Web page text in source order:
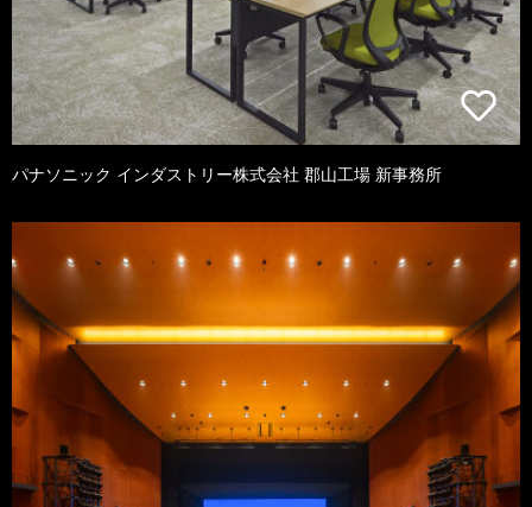
パナソニック インダストリー株式会社 郡山工場 新事務所